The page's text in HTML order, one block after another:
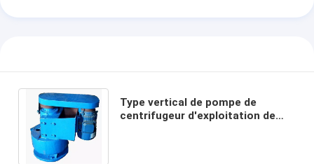
Type vertical de pompe de
centrifugeur d'exploitation de